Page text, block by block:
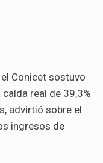
Conicet sostuvo
real de 39,3%
advirtió sobre el
ingresos de